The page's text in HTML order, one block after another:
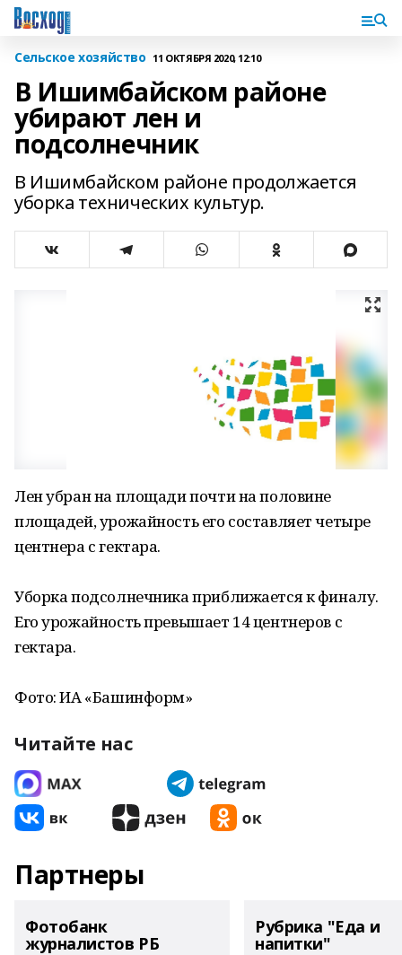
Сельское хозяйство 11 ОКТЯБРЯ 2020, 12:10
В Ишимбайском районе
убирают лен и
подсолнечник
В Ишимбайском районе продолжается
уборка технических культур.
Лен убран на площади почти на половине
площадей, урожайность его составляет четыре
центнера с гектара.
Уборка подсолнечника приближается к финалу.
Его урожайность превышает 14 центнеров с
гектара.
Фото: ИА «Башинформ»
Читайте нас
Партнеры
Фотобанк
журналистов РБ
Рубрика "Еда и
напитки"